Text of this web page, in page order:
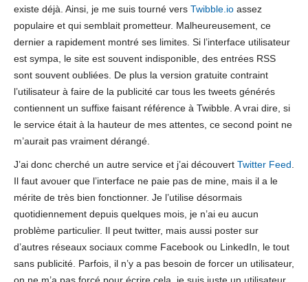
existe déjà. Ainsi, je me suis tourné vers Twibble.io assez
populaire et qui semblait prometteur. Malheureusement, ce
dernier a rapidement montré ses limites. Si l’interface utilisateur
est sympa, le site est souvent indisponible, des entrées RSS
sont souvent oubliées. De plus la version gratuite contraint
l’utilisateur à faire de la publicité car tous les tweets générés
contiennent un suffixe faisant référence à Twibble. A vrai dire, si
le service était à la hauteur de mes attentes, ce second point ne
m’aurait pas vraiment dérangé.
J’ai donc cherché un autre service et j’ai découvert Twitter Feed
Il faut avouer que l’interface ne paie pas de mine, mais il a le
mérite de très bien fonctionner. Je l’utilise désormais
quotidiennement depuis quelques mois, je n’ai eu aucun
problème particulier. Il peut twitter, mais aussi poster sur
d’autres réseaux sociaux comme Facebook ou LinkedIn, le tout
sans publicité. Parfois, il n’y a pas besoin de forcer un utilisateur,